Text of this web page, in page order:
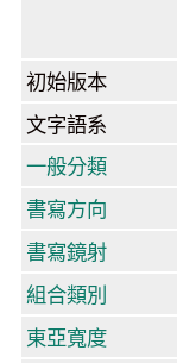
初始版本
文字語系
一般分類
書寫方向
書寫鏡射
組合類別
東亞寬度